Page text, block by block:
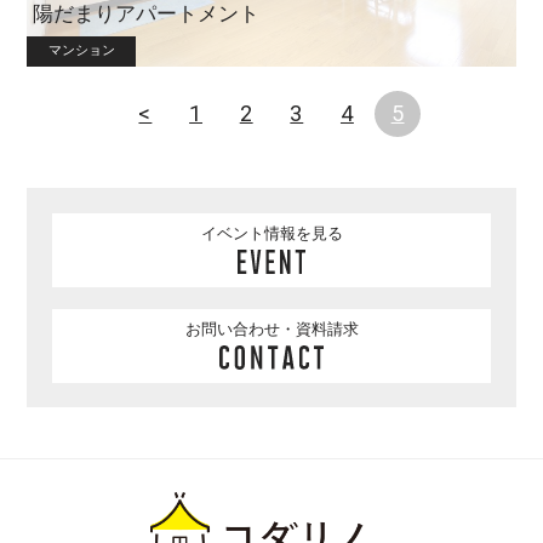
陽だまりアパートメント
マンション
< 1 2 3 4 5
イベント情報を見る
お問い合わせ・資料請求